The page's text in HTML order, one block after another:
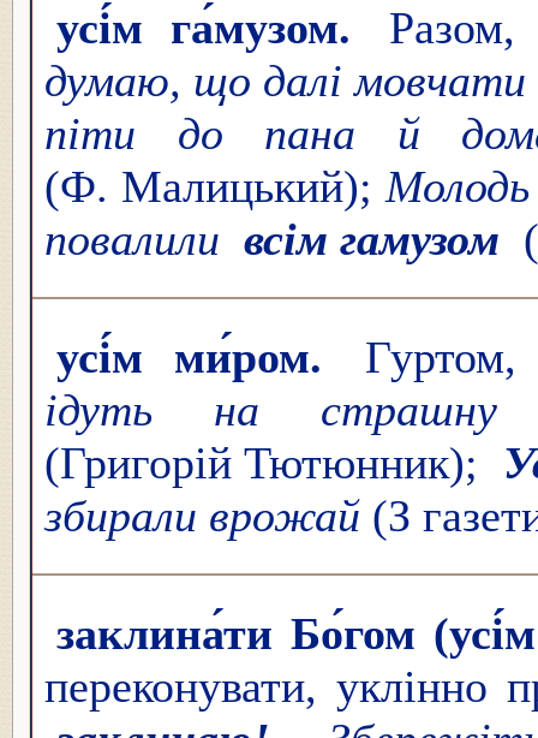
усі́м га́музом.
думаю, що далі
піти до пана й
(Ф. Малицький);
повалили всім гамузом
усі́м ми́ром.
ідуть на страшну
(Григорій Тютюнник);
збирали врожай (З
заклина́ти Бо́гом
переконувати, уклінно